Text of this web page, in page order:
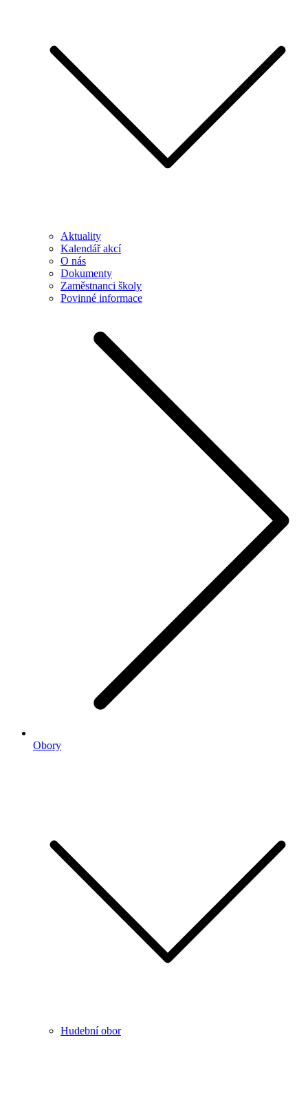
Aktuality
Kalendář akcí
O nás
Dokumenty
Zaměstnanci školy
Povinné informace
Obory
Hudební obor